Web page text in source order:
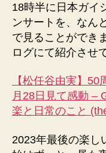
18時半に日本ガイ
ンサートを、なん
で見ることができ
ログにて紹介させ
【松任谷由実】
月28日見て感動 –
楽と日常のこと
2023年最後の楽し